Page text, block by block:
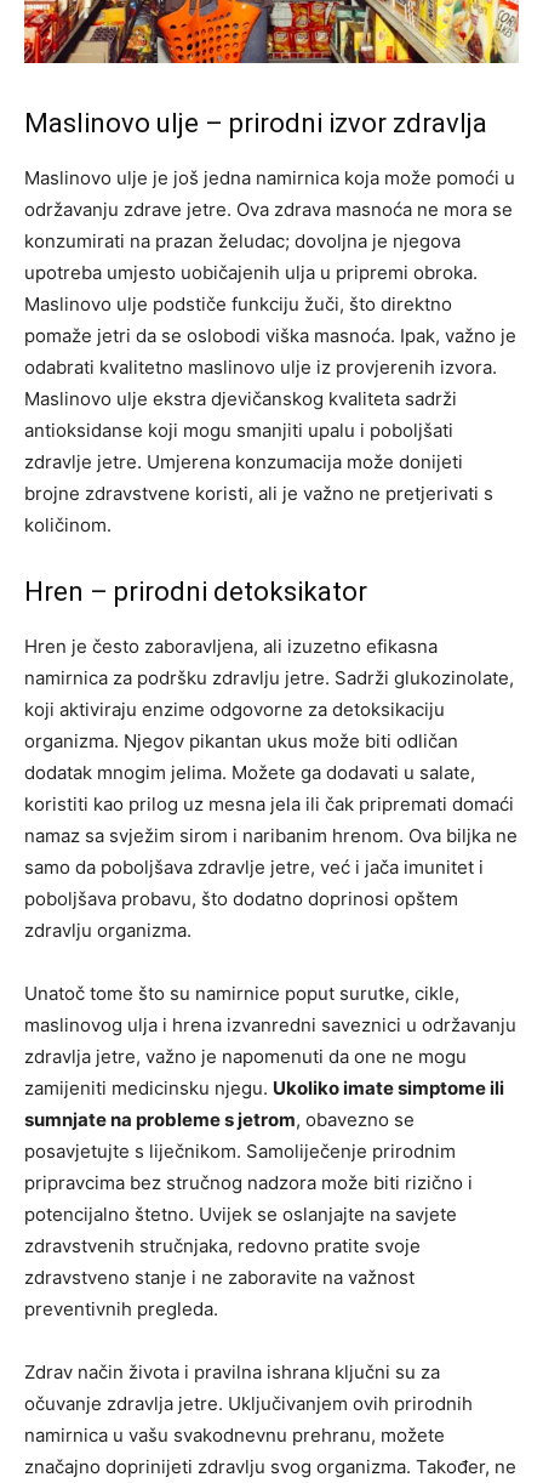
Maslinovo ulje – prirodni izvor zdravlja
Maslinovo ulje je još jedna namirnica koja može pomoći u
održavanju zdrave jetre. Ova zdrava masnoća ne mora se
konzumirati na prazan želudac; dovoljna je njegova
upotreba umjesto uobičajenih ulja u pripremi obroka.
Maslinovo ulje podstiče funkciju žuči, što direktno
pomaže jetri da se oslobodi viška masnoća. Ipak, važno je
odabrati kvalitetno maslinovo ulje iz provjerenih izvora.
Maslinovo ulje ekstra djevičanskog kvaliteta sadrži
antioksidanse koji mogu smanjiti upalu i poboljšati
zdravlje jetre. Umjerena konzumacija može donijeti
brojne zdravstvene koristi, ali je važno ne pretjerivati s
količinom.
Hren – prirodni detoksikator
Hren je često zaboravljena, ali izuzetno efikasna
namirnica za podršku zdravlju jetre. Sadrži glukozinolate,
koji aktiviraju enzime odgovorne za detoksikaciju
organizma. Njegov pikantan ukus može biti odličan
dodatak mnogim jelima. Možete ga dodavati u salate,
koristiti kao prilog uz mesna jela ili čak pripremati domaći
namaz sa svježim sirom i naribanim hrenom. Ova biljka ne
samo da poboljšava zdravlje jetre, već i jača imunitet i
poboljšava probavu, što dodatno doprinosi opštem
zdravlju organizma.
Unatoč tome što su namirnice poput surutke, cikle,
maslinovog ulja i hrena izvanredni saveznici u održavanju
zdravlja jetre, važno je napomenuti da one ne mogu
zamijeniti medicinsku njegu. Ukoliko imate simptome ili
sumnjate na probleme s jetrom, obavezno se
posavjetujte s liječnikom. Samoliječenje prirodnim
pripravcima bez stručnog nadzora može biti rizično i
potencijalno štetno. Uvijek se oslanjajte na savjete
zdravstvenih stručnjaka, redovno pratite svoje
zdravstveno stanje i ne zaboravite na važnost
preventivnih pregleda.
Zdrav način života i pravilna ishrana ključni su za
očuvanje zdravlja jetre. Uključivanjem ovih prirodnih
namirnica u vašu svakodnevnu prehranu, možete
značajno doprinijeti zdravlju svog organizma. Također, ne